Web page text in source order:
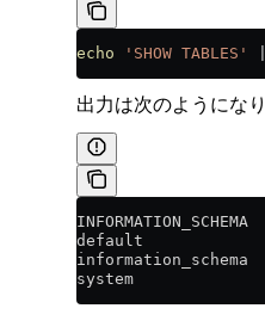
echo 'SHOW TABLES'
出力は次のようになり
INFORMATION_SCHEMA
default
information_schema
system